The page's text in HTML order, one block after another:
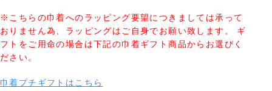
※こちらの巾着へのラッピング要望につきましては承って
おりません為、ラッピングはご自身でお願い致します。 ギ
フトをご用命の場合は下記の巾着ギフト商品からお選びく
ださい。
巾着プチギフトはこちら